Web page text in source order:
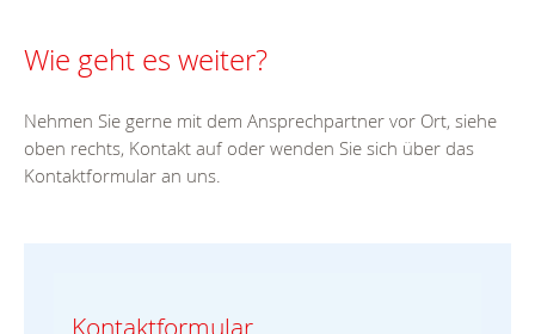
Wie geht es weiter?
Nehmen Sie gerne mit dem Ansprechpartner vor Ort, siehe
oben rechts, Kontakt auf oder wenden Sie sich über das
Kontaktformular an uns.
Kontaktformular